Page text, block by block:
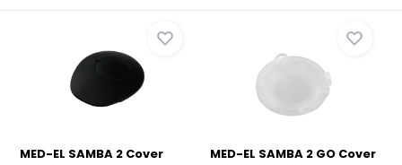
MED-EL SAMBA 2 Cover
MED-EL SAMBA 2 GO Cover